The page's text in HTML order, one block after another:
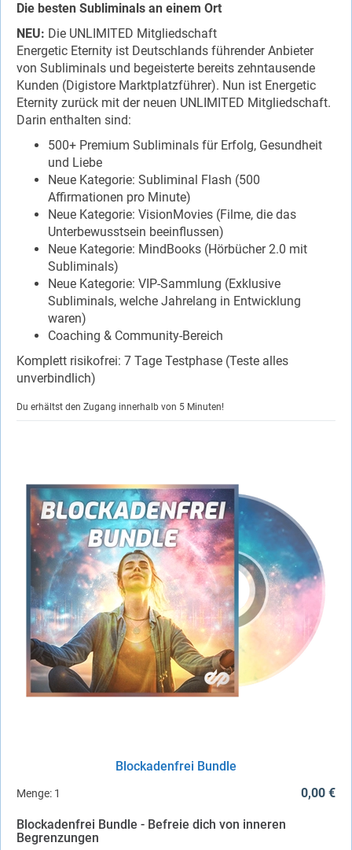
Die besten Subliminals an einem Ort
NEU: Die UNLIMITED Mitgliedschaft
Energetic Eternity ist Deutschlands führender Anbieter
von Subliminals und begeisterte bereits zehntausende
Kunden (Digistore Marktplatzführer). Nun ist Energetic
Eternity zurück mit der neuen UNLIMITED Mitgliedschaft.
Darin enthalten sind:
500+ Premium Subliminals für Erfolg, Gesundheit
und Liebe
Neue Kategorie: Subliminal Flash (500
Affirmationen pro Minute)
Neue Kategorie: VisionMovies (Filme, die das
Unterbewusstsein beeinflussen)
Neue Kategorie: MindBooks (Hörbücher 2.0 mit
Subliminals)
Neue Kategorie: VIP-Sammlung (Exklusive
Subliminals, welche Jahrelang in Entwicklung
waren)
Coaching & Community-Bereich
Komplett risikofrei: 7 Tage Testphase (Teste alles
unverbindlich)
Du erhältst den Zugang innerhalb von 5 Minuten!
Blockadenfrei Bundle
Menge: 1 0,00 €
Blockadenfrei Bundle - Befreie dich von inneren
Begrenzungen